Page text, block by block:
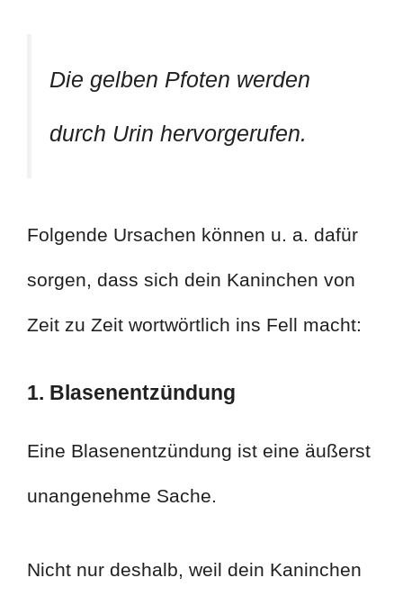
Die gelben Pfoten werden
durch Urin hervorgerufen.
Folgende Ursachen können u. a. dafür
sorgen, dass sich dein Kaninchen von
Zeit zu Zeit wortwörtlich ins Fell macht:
1. Blasenentzündung
Eine Blasenentzündung ist eine äußerst
unangenehme Sache.
Nicht nur deshalb, weil dein Kaninchen